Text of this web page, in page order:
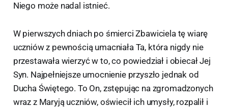
Niego może nadal istnieć.
W pierwszych dniach po śmierci Zbawiciela tę wiarę
uczniów z pewnością umacniała Ta, która nigdy nie
przestawała wierzyć w to, co powiedział i obiecał Jej
Syn. Najpełniejsze umocnienie przyszło jednak od
Ducha Świętego. To On, zstępując na zgromadzonych
wraz z Maryją uczniów, oświecił ich umysły, rozpalił i